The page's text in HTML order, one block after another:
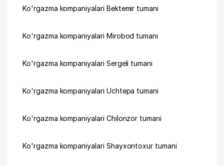
Ko'rgazma kompaniyalari Bektemir tumani
Ko'rgazma kompaniyalari Mirobod tumani
Ko'rgazma kompaniyalari Sergeli tumani
Ko'rgazma kompaniyalari Uchtepa tumani
Ko'rgazma kompaniyalari Chilonzor tumani
Ko'rgazma kompaniyalari Shayxontoxur tumani